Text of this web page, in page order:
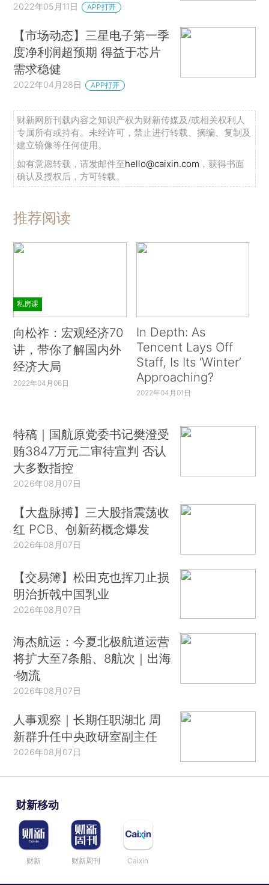
2022年05月11日 APP打开
【市场动态】三星电子第一季
度净利润超预期 得益于芯片
需求稳健
2022年04月28日 APP打开
财新网所刊载内容之知识产权为财新传媒及/或相关权利人
专属所有或持有。未经许可，禁止进行转载、摘编、复制及
建立镜像等任何使用。
如有意愿转载，请发邮件至hello@caixin.com ，获得书面
确认及授权后，方可转载。
推荐阅读
私房课
向松祚：宏观经济70
讲，带你了解国内外
经济大局
2022年04月06日
In Depth: As
Tencent Lays Off
Staff, Is Its ‘Winter’
Approaching?
2022年04月01日
特稿｜国航原党委书记樊澄受
贿3847万元二审待宣判 否认
大多数指控
2026年08月07日
【大盘脉搏】三大股指震荡收
红 PCB、创新药概念爆发
2026年08月07日
【交易簿】松田克也挥刀止损
明治折戟中国乳业
2026年08月07日
海杰航运：今夏北极航道运营
将扩大至7条船、8航次｜出海
·物流
2026年08月07日
人事观察｜长期任职湖北 周
新群升任中央政研室副主任
2026年08月07日
财新移动
财新 财新周刊 Caixin